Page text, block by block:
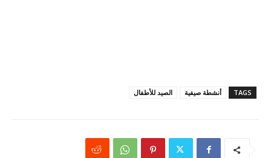
TAGS أنشطة صيفية الصيد للأطفال